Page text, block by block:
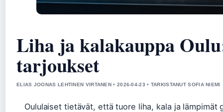
Liha ja kalakauppa
tarjoukset
ELIAS JOONAS LEHTINEN VIRTANEN • 2026-04-23 • TARKISTANUT SOFIA NIEMI
Oululaiset tietävät, että tuore liha, kala ja lämpimät